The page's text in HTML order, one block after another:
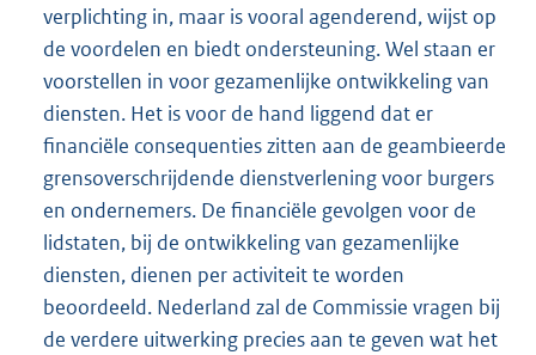
verplichting in, maar is vooral agenderend, wijst op
de voordelen en biedt ondersteuning. Wel staan er
voorstellen in voor gezamenlijke ontwikkeling van
diensten. Het is voor de hand liggend dat er
financiële consequenties zitten aan de geambieerde
grensoverschrijdende dienstverlening voor burgers
en ondernemers. De financiële gevolgen voor de
lidstaten, bij de ontwikkeling van gezamenlijke
diensten, dienen per activiteit te worden
beoordeeld. Nederland zal de Commissie vragen bij
de verdere uitwerking precies aan te geven wat het